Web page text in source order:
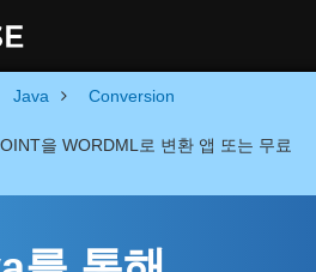
Java Conversion
을 WORDML로 변환 앱 또는 무료